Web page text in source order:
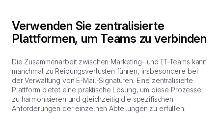
Verwenden Sie zentralisierte
Plattformen, um Teams zu verbinden
Die Zusammenarbeit zwischen Marketing- und IT-Teams kann
manchmal zu Reibungsverlusten führen, insbesondere bei
der Verwaltung von E-Mail-Signaturen. Eine zentralisierte
Plattform bietet eine praktische Lösung, um diese Prozesse
zu harmonisieren und gleichzeitig die spezifischen
Anforderungen der einzelnen Abteilungen zu erfüllen.